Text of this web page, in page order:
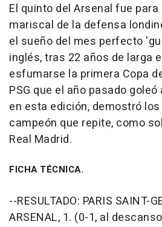
El quinto del Arsenal fue
mariscal de la defensa
el sueño del mes perfecto
inglés, tras 22 años de larga
esfumarse la primera Copa
PSG que el año pasado
en esta edición, demostró
campeón que repite, como
Real Madrid.
FICHA TÉCNICA.
--RESULTADO: PARIS SAINT-
ARSENAL, 1. (0-1, al